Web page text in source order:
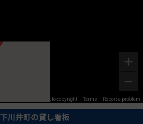
Image may be subject to copyright Terms Report a problem
下川井町の貸し看板